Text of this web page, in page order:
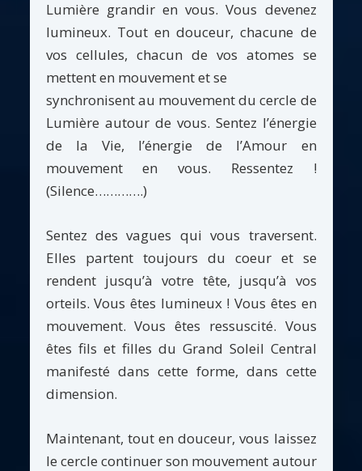
Lumière grandir en vous. Vous devenez
lumineux. Tout en douceur, chacune de
vos cellules, chacun de vos atomes se
mettent en mouvement et se
synchronisent au mouvement du cercle de
Lumière autour de vous. Sentez l’énergie
de la Vie, l’énergie de l’Amour en
mouvement en vous. Ressentez !
(Silence………….)
Sentez des vagues qui vous traversent.
Elles partent toujours du coeur et se
rendent jusqu’à votre tête, jusqu’à vos
orteils. Vous êtes lumineux ! Vous êtes en
mouvement. Vous êtes ressuscité. Vous
êtes fils et filles du Grand Soleil Central
manifesté dans cette forme, dans cette
dimension.
Maintenant, tout en douceur, vous laissez
le cercle continuer son mouvement autour